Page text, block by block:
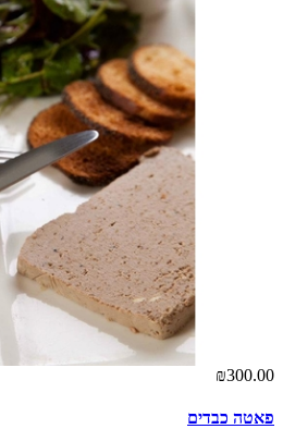
₪300.00
פאטה כבדים